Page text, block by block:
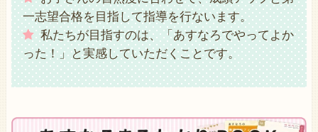
一志望合格を目指して指導を行ないます。
私たちが目指すのは、「あすなろでやってよか
った！」と実感していただくことです。